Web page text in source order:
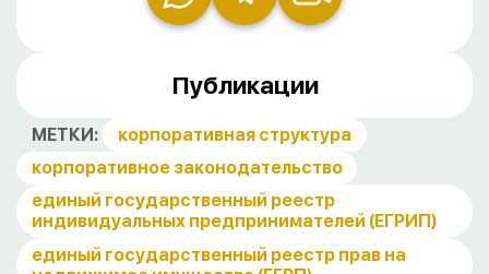
Публикации
МЕТКИ:
корпоративная структура
корпоративное законодательство
единый государственный реестр
индивидуальных предпринимателей (ЕГРИП)
единый государственный реестр прав на